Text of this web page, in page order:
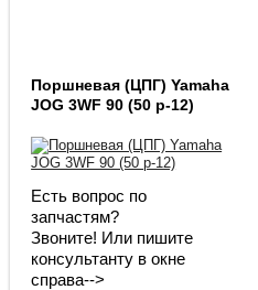
Поршневая (ЦПГ) Yamaha
JOG 3WF 90 (50 p-12)
Есть вопрос по
запчастям?
Звоните! Или пишите
консультанту в окне
справа-->